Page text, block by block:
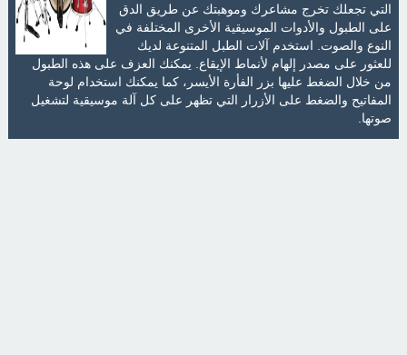
التي تجعلك تخرج مشاعرك وموهبتك عن طريق الدق
على الطبول والأدوات الموسيقية الأخرى المختلفة في
النوع والصوت. استخدم آلات الطبل المتنوعة لديك
للعثور على مصدر إلهام لأنماط الإيقاع. يمكنك العزف على هذه الطبول
من خلال الضغط عليها بزر الفأرة الأيسر، كما يمكنك استخدام لوحة
المفاتيح والضغط على الأزرار التي تظهر على كل آلة موسيقية لتشغيل
صوتها.